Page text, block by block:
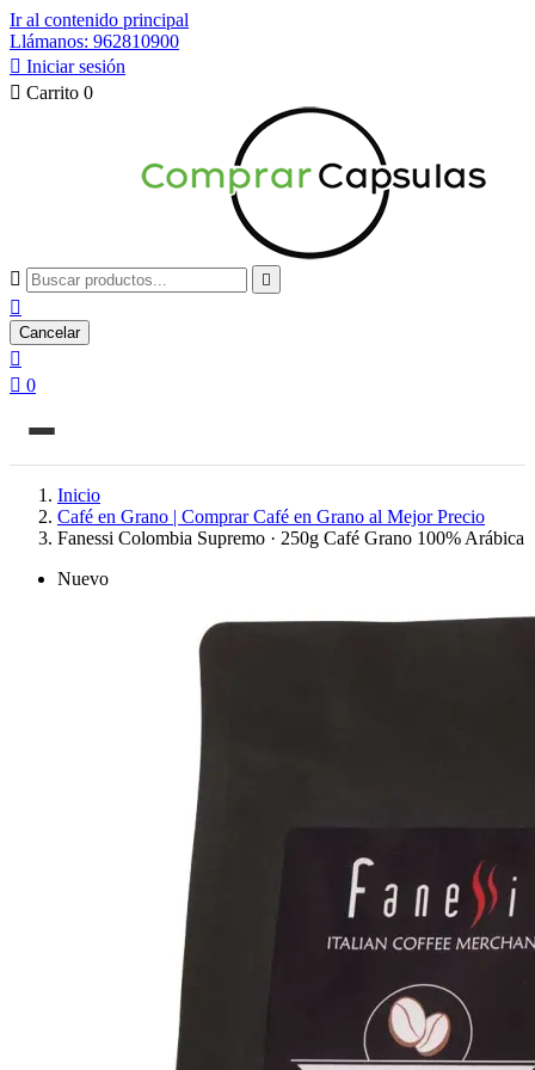
Ir al contenido principal
Llámanos: 962810900
 Iniciar sesión
 Carrito 0
 

Cancelar

 0
Inicio
Café en Grano | Comprar Café en Grano al Mejor Precio
Fanessi Colombia Supremo · 250g Café Grano 100% Arábica
Nuevo